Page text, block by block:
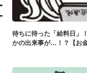
待ちに待った「給料日」
かの出来事が…！？【お